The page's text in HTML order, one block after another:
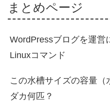
まとめページ
WordPressブログを運営
Linuxコマンド
この水槽サイズの容量（
ダカ何匹？